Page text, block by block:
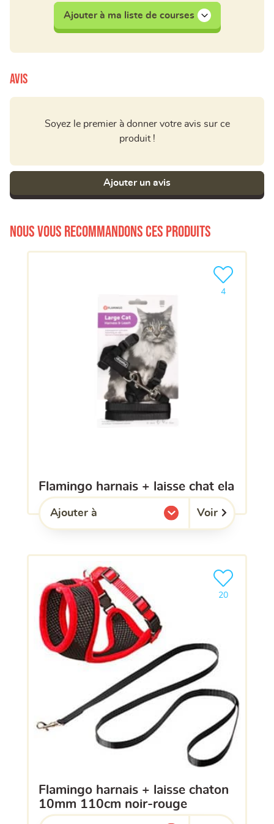
Ajouter à ma liste de courses
Avis
Soyez le premier à donner votre avis sur ce
produit !
Ajouter un avis
Nous vous recommandons ces produits
flamingo harnais + laisse chat ela
4
Ajouter le
Ajouter à
l'une de mes listes. Voir
flamingo harnais + laisse chaton
10mm 110cm noir-rouge
20
Ajouter le